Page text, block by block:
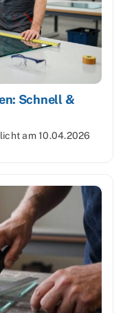
Schnell &
am10.04.2026